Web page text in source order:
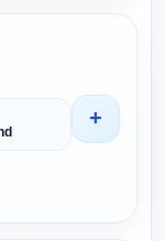
+